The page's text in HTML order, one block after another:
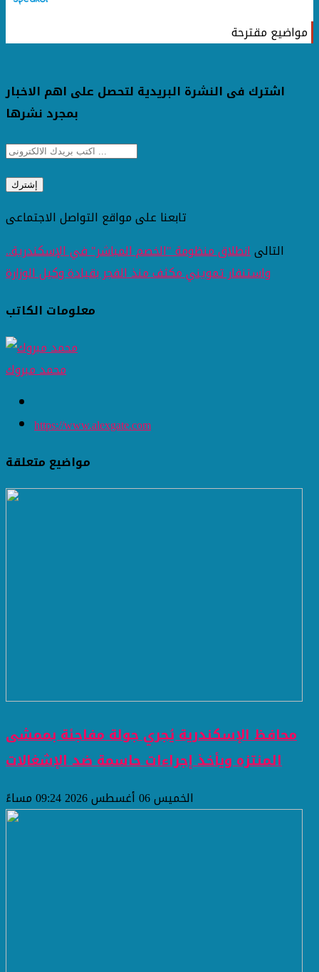
مواضيع مقترحة
اشترك فى النشرة البريدية لتحصل على اهم الاخبار
بمجرد نشرها
تابعنا على مواقع التواصل الاجتماعى
التالىانطلاق منظومة "الخصم المباشر" في الإسكندرية..
واستنفار تمويني مكثف منذ الفجر بقيادة وكيل الوزارة
معلومات الكاتب
محمد مبروك
https://www.alexgate.com
مواضيع متعلقة
محافظ الإسكندرية يُجري جولة مفاجئة بممشى
المنتزه ويأخذ إجراءات حاسمة ضد الإشغالات
الخميس 06 أغسطس 2026 09:24 مساءً